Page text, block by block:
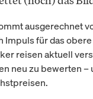
ausgerechnet
Impuls für das
reisen aktuell
neu zu bewerten –